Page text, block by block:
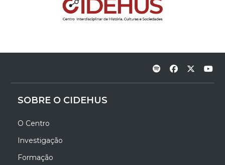
SOBRE O CIDEHUS
O Centro
Investigação
Formação